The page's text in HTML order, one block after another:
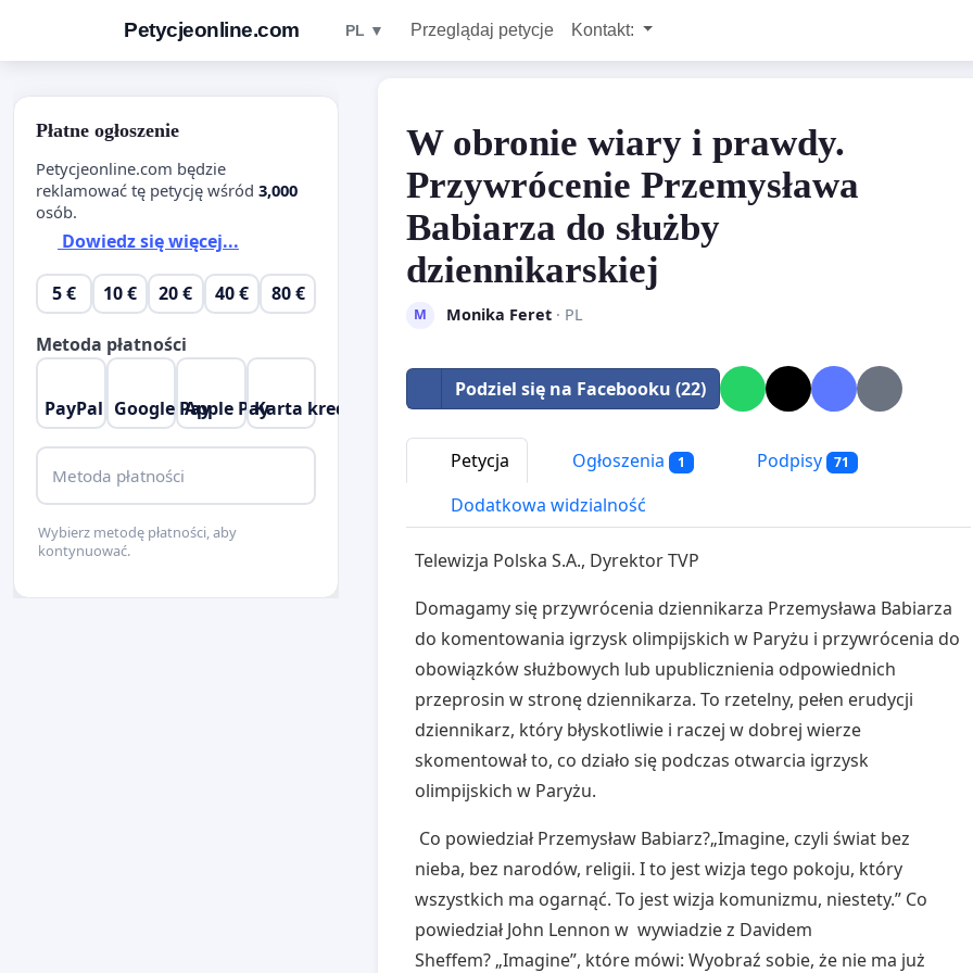
Petycjeonline.com PL ▼ Przeglądaj petycje Kontakt:
W obronie wiary i prawdy.
Przywrócenie Przemysława
Babiarza do służby
dziennikarskiej
M Monika Feret· PL
Podziel się na Facebooku (22)
Petycja Ogłoszenia 1 Podpisy 71
Dodatkowa widzialność
Telewizja Polska S.A., Dyrektor TVP
Domagamy się przywrócenia dziennikarza Przemysława Babiarza
do komentowania igrzysk olimpijskich w Paryżu i przywrócenia do
obowiązków służbowych lub upublicznienia odpowiednich
przeprosin w stronę dziennikarza. To rzetelny, pełen erudycji
dziennikarz, który błyskotliwie i raczej w dobrej wierze
skomentował to, co działo się podczas otwarcia igrzysk
olimpijskich w Paryżu.
Co powiedział Przemysław Babiarz?„Imagine, czyli świat bez
nieba, bez narodów, religii. I to jest wizja tego pokoju, który
wszystkich ma ogarnąć. To jest wizja komunizmu, niestety.” Co
powiedział John Lennon w wywiadzie z Davidem
Sheffem? „Imagine”, które mówi: Wyobraź sobie, że nie ma już
Płatne ogłoszenie
Petycjeonline.com będzie
reklamować tę petycję wśród 3,000
osób.
Dowiedz się więcej...
5 € 10 € 20 € 40 € 80 €
Metoda płatności
PayPal Google PayApple PayKarta kredytowa
Metoda płatności
Wybierz metodę płatności, aby
kontynuować.